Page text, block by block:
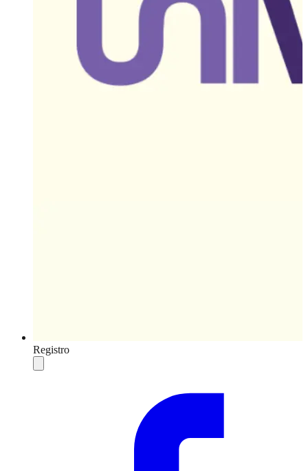
Registro
Compartilhar